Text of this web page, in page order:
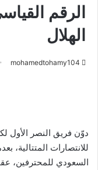
الرقم
الهلال
mohamedtohamy104
دوّن فريق النصر الأول
للانتصارات المتتالية،
السعودي للمحترفين،